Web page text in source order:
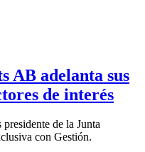
AB adelanta sus
de interés
de la Junta
con Gestión.